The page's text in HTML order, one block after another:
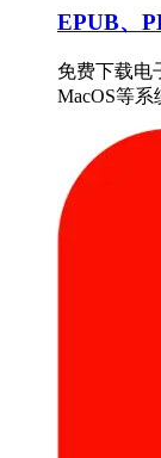
EPUB、
免费下载电
MacOS等系